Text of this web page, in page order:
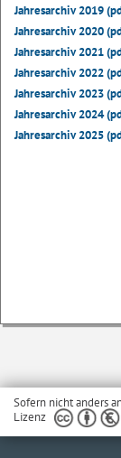
Jahresarchiv 2019
Jahresarchiv 2020
Jahresarchiv 2021
Jahresarchiv 2022
Jahresarchiv 2023
Jahresarchiv 2024
Jahresarchiv 2025
Sofern nicht anders
Lizenz